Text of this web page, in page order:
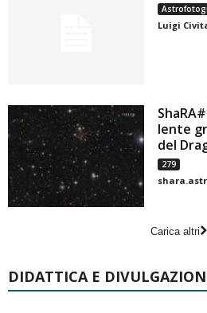
Luigi
lente
del
279
Carica altri
DIDATTICA E